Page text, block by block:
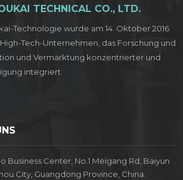
TECHNICAL CO., LTD.
Technologie wurde am 14. Oktober 2016
Tech-Unternehmen, das Forschung und
und Vermarktung konzentrierter und
integriert.
Business Center, No.1 Meigang Rd, Baiyun
City, Guangdong Province, China.